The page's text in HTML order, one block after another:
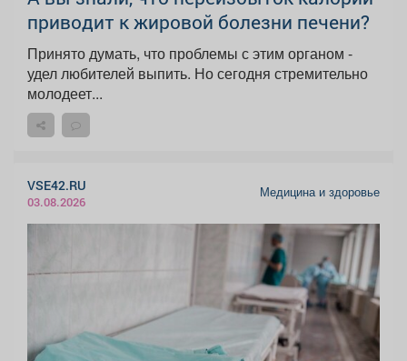
приводит к жировой болезни печени?
Принято думать, что проблемы с этим органом -
удел любителей выпить. Но сегодня стремительно
молодеет...
VSE42.RU
03.08.2026
Медицина и здоровье